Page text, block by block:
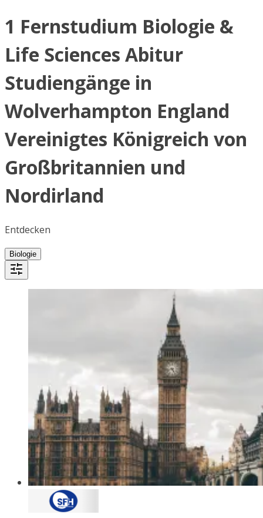
1 Fernstudium Biologie &
Life Sciences Abitur
Studiengänge in
Wolverhampton England
Vereinigtes Königreich von
Großbritannien und
Nordirland
Entdecken
Biologie